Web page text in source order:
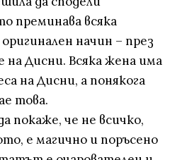
преминава всяка
начин – през
на Дисни. Всяка жена има
на Дисни, а понякога
това.
покаже, че не всичко,
е магично и поръсено